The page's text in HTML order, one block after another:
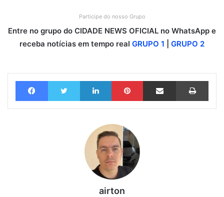
Participe do nosso Grupo
Entre no grupo do CIDADE NEWS OFICIAL no WhatsApp e
receba notícias em tempo real GRUPO 1 GRUPO 2
Facebook Twitter Linkedin Pinterest Compartilhar via e-mail
airton